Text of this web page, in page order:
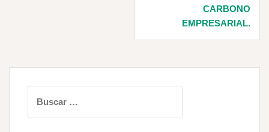
CARBONO
EMPRESARIAL.